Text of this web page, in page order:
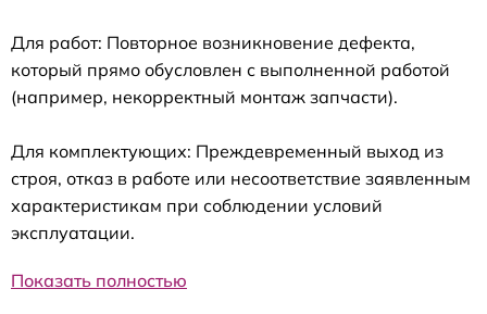
Для работ: Повторное возникновение дефекта,
который прямо обусловлен с выполненной работой
(например, некорректный монтаж запчасти).
Для комплектующих: Преждевременный выход из
строя, отказ в работе или несоответствие заявленным
характеристикам при соблюдении условий
эксплуатации.
Показать полностью